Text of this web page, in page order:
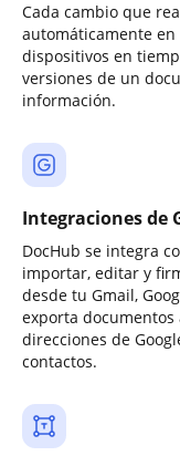
Cada cambio que
automáticamente
dispositivos en
versiones de un
información.
Integraciones de
DocHub se integra
importar, editar y
desde tu Gmail,
exporta
direcciones de
contactos.